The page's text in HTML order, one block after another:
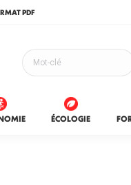
PDF
ÉCOLOGIE